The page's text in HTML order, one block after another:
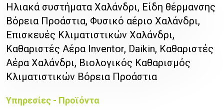
Ηλιακά συστήματα Χαλάνδρι, Είδη θέρμανσης
Βόρεια Προάστια, Φυσικό αέριο Χαλάνδρι,
Επισκευές Κλιματιστικών Χαλάνδρι,
Καθαριστές Αέρα Inventor, Daikin, Καθαριστές
Αέρα Χαλάνδρι, Βιολογικός Καθαρισμός
Κλιματιστικών Βόρεια Προάστια
Υπηρεσίες - Προϊόντα